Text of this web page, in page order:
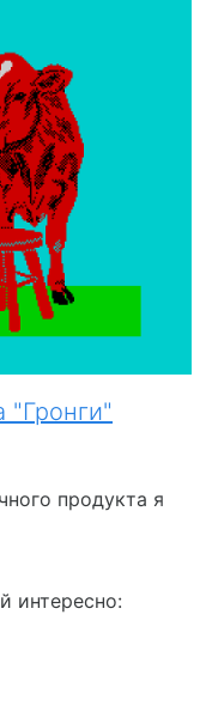
продукта я
интересно: